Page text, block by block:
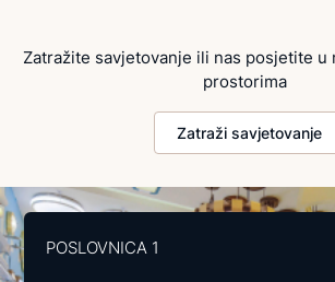
Zatražite savjetovanje ili nas posjetite u
prostorima
Zatraži savjetovanje
POSLOVNICA 1